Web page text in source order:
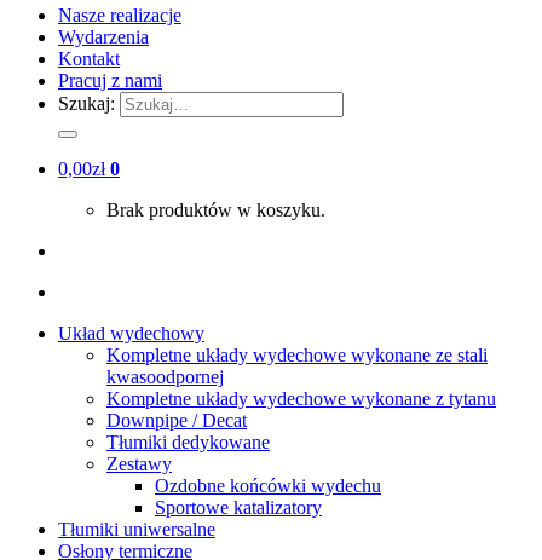
Nasze realizacje
Wydarzenia
Kontakt
Pracuj z nami
Szukaj:
0,00zł 0
Brak produktów w koszyku.
Układ wydechowy
Kompletne układy wydechowe wykonane ze stali
kwasoodpornej
Kompletne układy wydechowe wykonane z tytanu
Downpipe / Decat
Tłumiki dedykowane
Zestawy
Ozdobne końcówki wydechu
Sportowe katalizatory
Tłumiki uniwersalne
Osłony termiczne